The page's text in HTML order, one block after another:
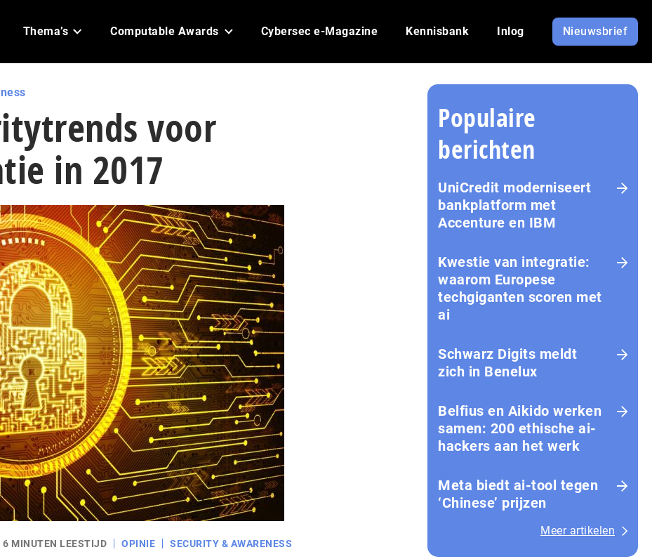
Thema’s Computable Awards Cybersec e-Magazine Kennisbank Inlog Nieuwsbrief
voor
in 2017
6 MINUTEN LEESTIJD OPINIE SECURITY & AWARENESS
Populaire
berichten
UniCredit moderniseert
bankplatform met
Accenture en IBM
Kwestie van integratie:
waarom Europese
techgiganten scoren met
ai
Schwarz Digits meldt
zich in Benelux
Belfius en Aikido werken
samen: 200 ethische ai-
hackers aan het werk
Meta biedt ai-tool tegen
‘Chinese’ prijzen
Meer artikelen